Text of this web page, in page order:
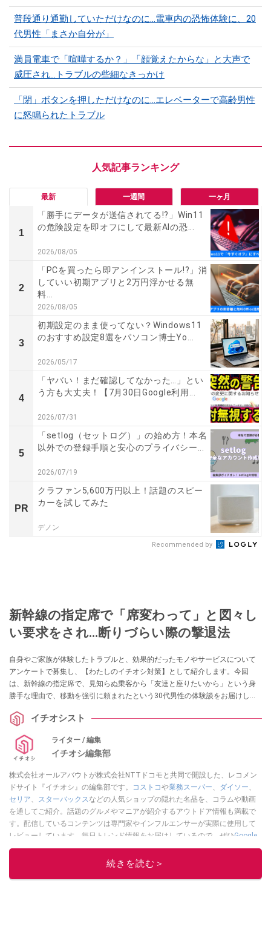
普段通り通勤していただけなのに…電車内の恐怖体験に、20
代男性「まさか自分が」
満員電車で「喧嘩するか？」「顔覚えたからな」と大声で
威圧され…トラブルの些細なきっかけ
「閉」ボタンを押しただけなのに…エレベーターで高齢男性
に怒鳴られたトラブル
最新 一週間 一ヶ月
1
「勝手にデータが送信されてる!?」Win11
の危険設定を即オフにして最新AIの恐...
2026/08/05
2
「PCを買ったら即アンインストール!?」消
していい初期アプリと2万円浮かせる無
料...
2026/08/05
3
初期設定のまま使ってない？Windows11
のおすすめ設定8選をパソコン博士Yo...
2026/05/17
4
「ヤバい！まだ確認してなかった…」とい
う方も大丈夫！【7月30日Google利用...
2026/07/31
5
「setlog（セットログ）」の始め方！本名
以外での登録手順と安心のプライバシー...
2026/07/19
PR
クラファン5,600万円以上！話題のスピー
カーを試してみた
デノン
Recommended by
新幹線の指定席で「席変わって」と図々し
い要求をされ…断りづらい際の撃退法
自身やご家族が体験したトラブルと、効果的だったモノやサービスについて
アンケートで募集し、【わたしのイチオシ対策】として紹介します。今回
は、新幹線の指定席で、見知らぬ乗客から「友達と座りたいから」という身
勝手な理由で、移動を強引に頼まれたという30代男性の体験談をお届けしま
イチオシスト
ライター / 編集
イチオシ編集部
株式会社オールアバウトが株式会社NTTドコモと共同で開設した、レコメン
ドサイト『イチオシ』の編集部です。
コストコや業務スーパー、 ダイソー、
セリア、 スターバックスなどの人気ショップの隠れた名品を、コラムや動画
を通してご紹介。話題のグルメやマニアが紹介するアウトドア情報も満載で
す。配信しているコンテンツは専門家やインフルエンサーが実際に使用して
レビューしています。毎日トレンド情報をお届けしているので、ぜひGoogle
ニュースでフォローしてください！
このイチオシストの他の記事を読む
続きを読む＞